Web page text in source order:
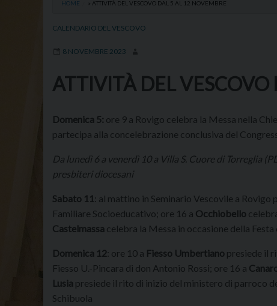
HOME » ATTIVITÀ DEL VESCOVO DAL 5 AL 12 NOVEMBRE
CALENDARIO DEL VESCOVO
8 NOVEMBRE 2023
ATTIVITÀ DEL
Domenica 5: ore 9 a Rovigo celebra la Messa nella
partecipa alla concelebrazione conclusiva del
Da lunedì 6 a venerdì 10 a Villa S. Cuore di Torreglia
presbiteri diocesani
Sabato 11 : al mattino in Seminario Vescovile a
Familiare Socioeducativo; ore 16 a Occhiobello
Castelmassa celebra la Messa in occasione della
Domenica 12 : ore 10 a Fiesso Umbertiano presiede il
Fiesso U.-Pincara di don Antonio Rossi; ore 16 a
Lusia presiede il rito di inizio del ministero di parroco
Schibuola